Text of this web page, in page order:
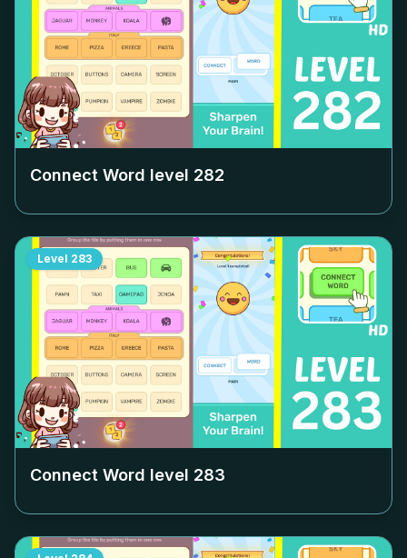
Connect Word level 282
Level 283
Connect Word level 283